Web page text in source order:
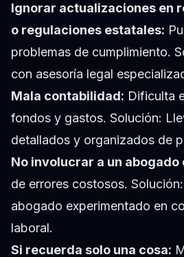
Ignorar actualizaciones en
o regulaciones estatales:
problemas de cumplimiento.
con asesoría legal
Mala contabilidad: Dificulta
fondos y gastos. Solución:
detallados y organizados de
No involucrar a un
de errores costosos.
abogado experimentado en
laboral.
Si recuerda solo una cosa: